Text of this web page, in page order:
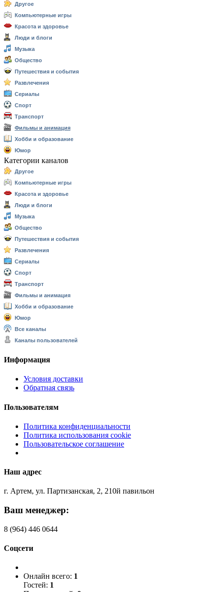
Другое
Компьютерные игры
Красота и здоровье
Люди и блоги
Музыка
Общество
Путешествия и события
Развлечения
Сериалы
Спорт
Транспорт
Фильмы и анимация
Хобби и образование
Юмор
Категории каналов
Другое
Компьютерные игры
Красота и здоровье
Люди и блоги
Музыка
Общество
Путешествия и события
Развлечения
Сериалы
Спорт
Транспорт
Фильмы и анимация
Хобби и образование
Юмор
Все каналы
Каналы пользователей
Информация
Условия доставки
Обратная связь
Пользователям
Политика конфиденциальности
Политика использования cookie
Пользовательское соглашение
Наш адрес
г. Артем, ул. Партизанская, 2, 210й павильон
Ваш менеджер:
8 (964) 446 0644
Соцсети
Онлайн всего: 1
Гостей: 1